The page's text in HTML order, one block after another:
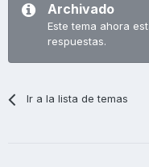
Archivado
Este tema ahora
respuestas.
Ir a la lista de temas